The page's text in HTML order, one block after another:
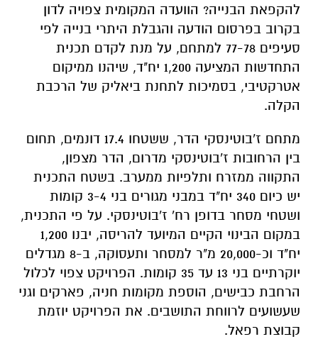
להקפאת הבנייה? הוועדה המקומית צפויה לדון
בקרוב בפרסום הודעה והגבלת היתרי בנייה לפי
סעיפים 77-78 למתחם, על מנת לקדם תכנית
התחדשות המציעה 1,200 יח"ד, שיהנו ממיקום
אטרקטיבי, בסמיכות לתחנת ביאליק של הרכבת
הקלה.
מתחם ז'בוטינסקי הדר, ששטחו 17.4 דונמים, תחום
בין הרחובות ז'בוטינסקי מדרום, הדר מצפון,
התקווה ממזרח ותלפיות ממערב. בשטח התכנית
יש כיום 340 יח"ד במבני מגורים בני 3-4 קומות
ושטחי מסחר בדופן רח' ז'בוטינסקי. על פי התכנית,
במקום הבינוי הקיים המיועד להריסה, יבנו 1,200
יח"ד וכ-20,000 מ"ר למסחר ותעסוקה, ב-8 מגדלים
יוקרתיים בני 13 עד 35 קומות. הפרויקט צפוי לכלול
הרחבת כבישים, הוספת מקומות חניה, פארקים וגני
שעשועים לרווחת התושבים. את הפרויקט יוזמת
קבוצת רפאל.